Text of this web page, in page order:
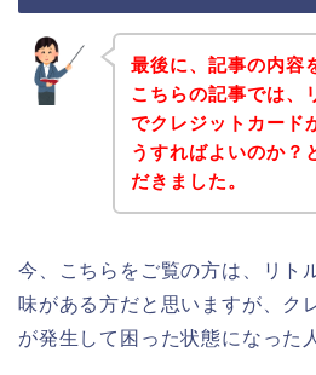
最後に、記事の内容
こちらの記事では、
でクレジットカード
うすればよいのか？
だきました。
今、こちらをご覧の方は、リト
味がある方だと思いますが、ク
が発生して困った状態になった